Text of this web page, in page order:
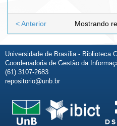
Mostrando
< Anterior
Universidade de Brasília - Biblioteca
Coordenadoria de Gestão da
(61) 3107-2683
repositorio@unb.br